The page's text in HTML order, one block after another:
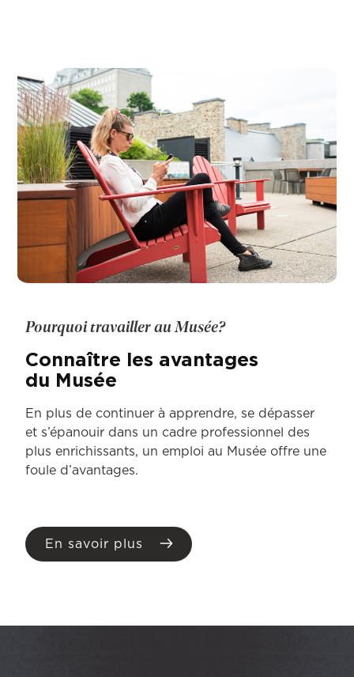
Pourquoi travailler au Musée?
Connaître les avantages
du Musée
En plus de continuer à apprendre, se dépasser
et s’épanouir dans un cadre professionnel des
plus enrichissants, un emploi au Musée offre une
foule d’avantages.
En savoir plus